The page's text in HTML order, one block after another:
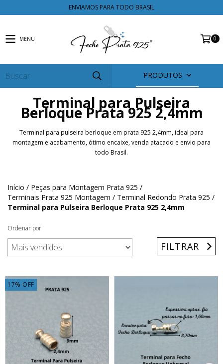
ENVIAMOS PARA TODO BRASIL
MENU 0
PRODUTOS
Terminal para Pulseira
Berloque Prata 925 2,4mm
Terminal para pulseira berloque em prata 925 2,4mm, ideal para
montagem e acabamento, ótimo encaixe, venda atacado e envio para
todo Brasil.
Início / Peças para Montagem Prata 925 /
Terminais Prata 925 Montagem / Terminal Redondo Prata 925 /
Terminal para Pulseira Berloque Prata 925 2,4mm
Ordenar por
FILTRAR
17% OFF